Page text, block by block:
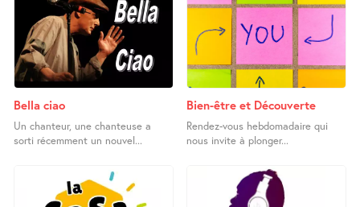
Bella ciao
Un chanteur, une chanteuse a
sorti récemment un nouvel...
Bien-être et Découverte
Rendez-vous hebdomadaire qui
nous invite à plonger...